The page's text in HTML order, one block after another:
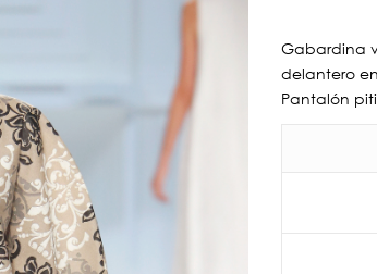
Gabardina
delantero
Pantalón